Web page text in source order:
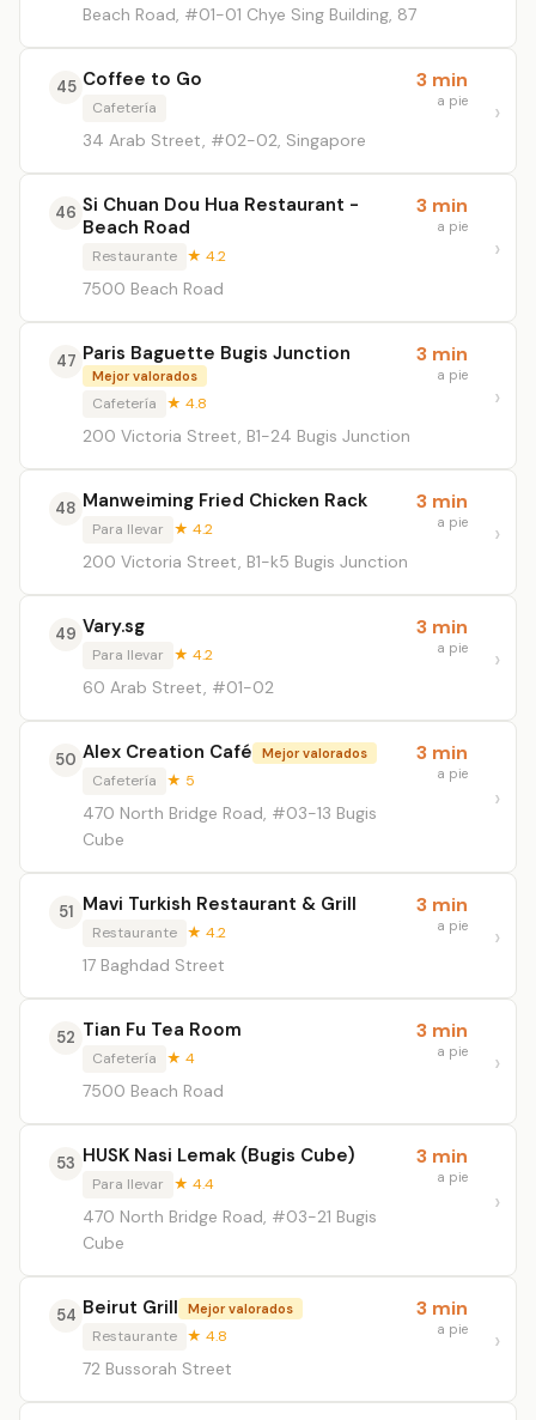
Beach Road, #01-01 Chye Sing Building, 87
45 Coffee to Go
Cafetería
34 Arab Street, #02-02, Singapore
3 min
a pie
46 Si Chuan Dou Hua Restaurant -
Beach Road
Restaurante ★ 4.2
7500 Beach Road
3 min
a pie
47 Paris Baguette Bugis Junction
Mejor valorados
Cafetería ★ 4.8
200 Victoria Street, B1-24 Bugis Junction
3 min
a pie
48 Manweiming Fried Chicken Rack
Para llevar ★ 4.2
200 Victoria Street, B1-k5 Bugis Junction
3 min
a pie
49 Vary.sg
Para llevar ★ 4.2
60 Arab Street, #01-02
3 min
a pie
50 Alex Creation Café Mejor valorados
Cafetería ★ 5
470 North Bridge Road, #03-13 Bugis
Cube
3 min
a pie
51 Mavi Turkish Restaurant & Grill
Restaurante ★ 4.2
17 Baghdad Street
3 min
a pie
52 Tian Fu Tea Room
Cafetería ★ 4
7500 Beach Road
3 min
a pie
53 HUSK Nasi Lemak (Bugis Cube)
Para llevar ★ 4.4
470 North Bridge Road, #03-21 Bugis
Cube
3 min
a pie
54 Beirut Grill Mejor valorados
Restaurante ★ 4.8
72 Bussorah Street
3 min
a pie